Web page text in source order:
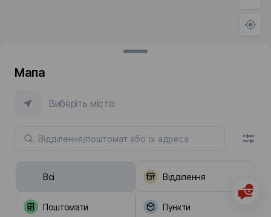
Мапа
Виберіть місто
Всі Відділення
Поштомати Пункти